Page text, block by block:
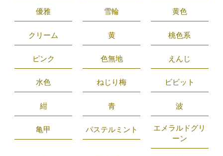
優雅 雪輪 黄色
クリーム 黄 桃色系
ピンク 色無地 えんじ
水色 ねじり梅 ビビット
紺 青 波
亀甲 パステルミント
エメラルドグリ
ーン